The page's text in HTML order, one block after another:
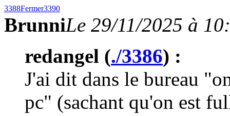
3388Fermer3390
BrunniLe 29/11/2025 à
redangel (./3386) :
J'ai dit dans le bureau
pc" (sachant qu'on est